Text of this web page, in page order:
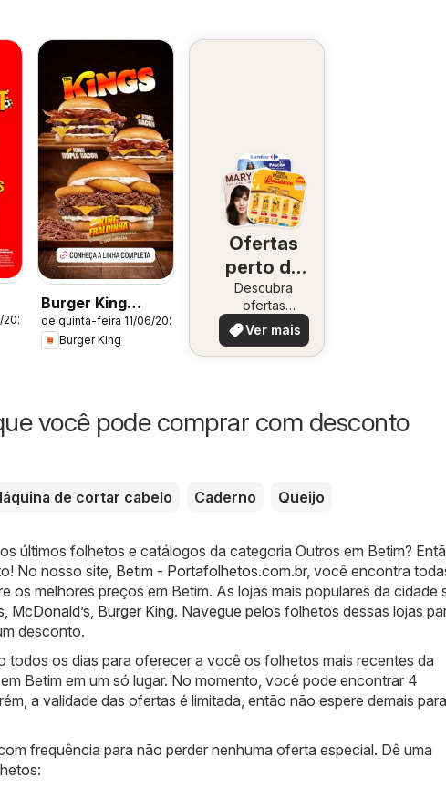
Burger King
ofertas
de quinta-feira 11/06/2026
Burger King
Ofertas
perto de
você
Descubra
ofertas
especiais
Ver mais
você pode comprar com desconto
de cortar cabelo Caderno Queijo
últimos folhetos e catálogos da categoria Outros em Betim?
No nosso site, Betim - Portafolhetos.com.br, você encontra
os melhores preços em Betim. As lojas mais populares da cidade
McDonald’s Burger King. Navegue pelos folhetos dessas lojas
desconto.
todos os dias para oferecer a você os folhetos mais recentes da
Betim em um só lugar. No momento, você pode encontrar 4
a validade das ofertas é limitada, então não espere demais para
frequência para não perder nenhuma oferta especial. Dê uma